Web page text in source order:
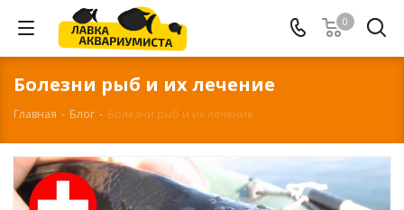
0
Болезни рыб и их лечение
Главная - Блог - Болезни рыб и их лечение